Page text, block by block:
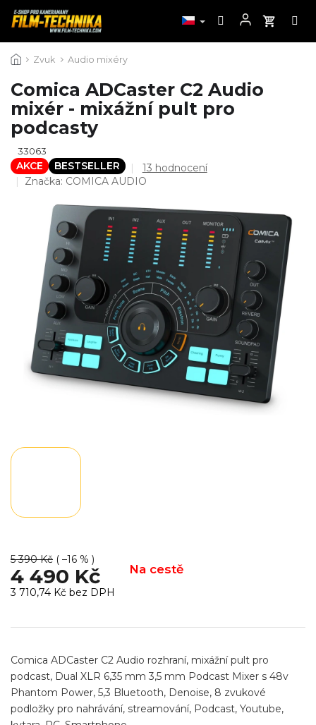
na
Zvuk Audio mixéry
Comica ADCaster C2 Audio
mixér - mixážní pult pro
podcasty
33063
AKCE BESTSELLER
Průměrné
hodnocení
je
hvězdiček.
13 hodnocení
Značka: COMICA AUDIO
5 390 Kč ( –16 % )
4 490 Kč Na cestě
3 710,74 Kč bez DPH
cena:
Comica ADCaster C2 Audio rozhraní, mixážní pult pro
podcast, Dual XLR 6,35 mm 3,5 mm Podcast Mixer s 48v
Phantom Power, 5,3 Bluetooth, Denoise, 8 zvukové
podložky pro nahrávání, streamování, Podcast, Youtube,